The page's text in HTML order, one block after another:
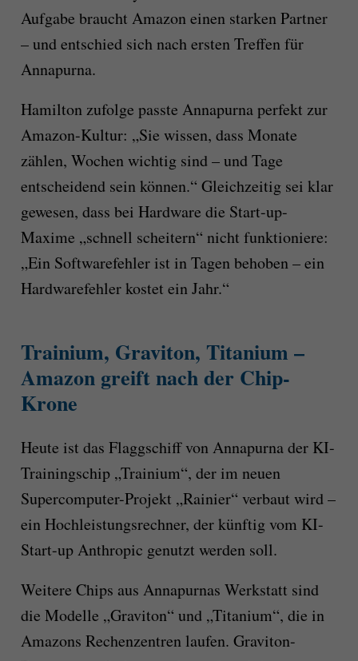
Aufgabe braucht Amazon einen starken Partner
– und entschied sich nach ersten Treffen für
Annapurna.
Hamilton zufolge passte Annapurna perfekt zur
Amazon-Kultur: „Sie wissen, dass Monate
zählen, Wochen wichtig sind – und Tage
entscheidend sein können.“ Gleichzeitig sei klar
gewesen, dass bei Hardware die Start-up-
Maxime „schnell scheitern“ nicht funktioniere:
„Ein Softwarefehler ist in Tagen behoben – ein
Hardwarefehler kostet ein Jahr.“
Trainium, Graviton, Titanium –
Amazon greift nach der Chip-
Krone
Heute ist das Flaggschiff von Annapurna der KI-
Trainingschip „Trainium“, der im neuen
Supercomputer-Projekt „Rainier“ verbaut wird –
ein Hochleistungsrechner, der künftig vom KI-
Start-up Anthropic genutzt werden soll.
Weitere Chips aus Annapurnas Werkstatt sind
die Modelle „Graviton“ und „Titanium“, die in
Amazons Rechenzentren laufen. Graviton-